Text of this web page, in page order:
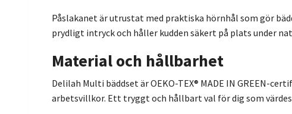
Påslakanet är utrustat med praktiska hörnhål som gör
prydligt intryck och håller kudden säkert på plats under
Material och hållbarhet
Delilah Multi bäddset är OEKO-TEX® MADE IN GREEN-
arbetsvillkor. Ett tryggt och hållbart val för dig som